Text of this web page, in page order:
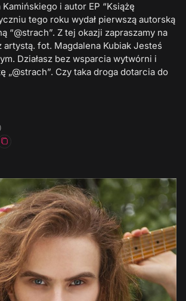
i autor EP “Książę
tego roku wydał pierwszą autorską
“@strach”. Z tej okazji zapraszamy na
artystą. fot. Magdalena Kubiak Jesteś
Działasz bez wsparcia wytwórni i
„@strach”. Czy taka droga dotarcia do